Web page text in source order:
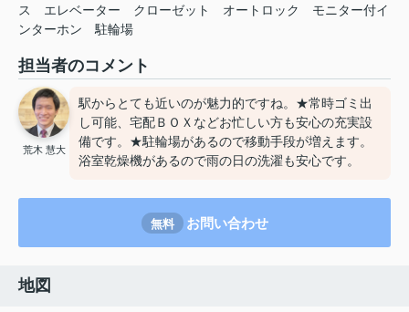
ス
エレベーター クローゼット オートロック
モニター付イ
ンターホン
駐輪場
担当者のコメント
荒木 慧大
駅からとても近いのが魅力的ですね。★常時ゴミ出
し可能、宅配ＢＯＸなどお忙しい方も安心の充実設
備です。★駐輪場があるので移動手段が増えます。
浴室乾燥機があるので雨の日の洗濯も安心です。
無料 お問い合わせ
地図